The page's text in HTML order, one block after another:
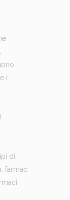
i
di
farmaci